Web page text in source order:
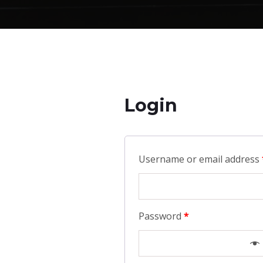
Login
Username or email address
Password *